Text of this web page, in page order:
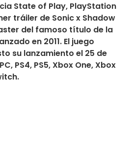
State of Play, PlayStation
tráiler de Sonic x Shadow
del famoso título de la
en 2011. El juego
su lanzamiento el 25 de
PS4, PS5, Xbox One, Xbox